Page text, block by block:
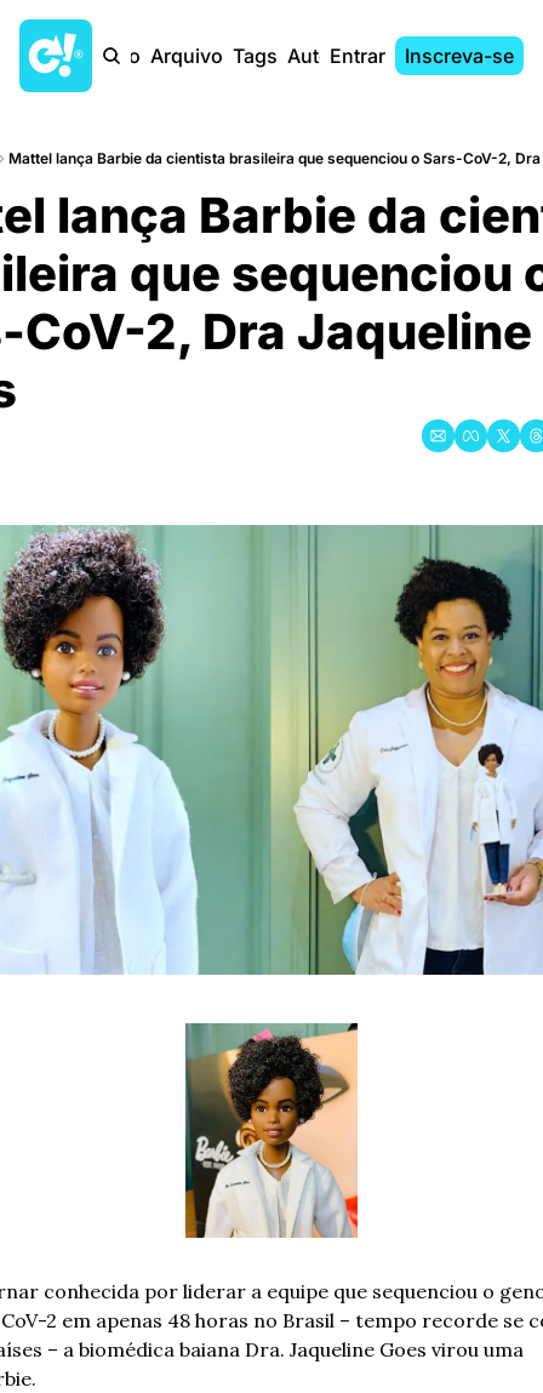
Início Arquivo Tags AutoresEntrar Inscreva-se
Mattel lança Barbie da cientista brasileira que sequenciou o Sars-CoV-2,
lança Barbie da
que sequenciou
CoV-2, Dra Jaqueline
conhecida por liderar a equipe que sequenciou o
2 em apenas 48 horas no Brasil – tempo recorde se
– a biomédica baiana Dra. Jaqueline Goes virou uma